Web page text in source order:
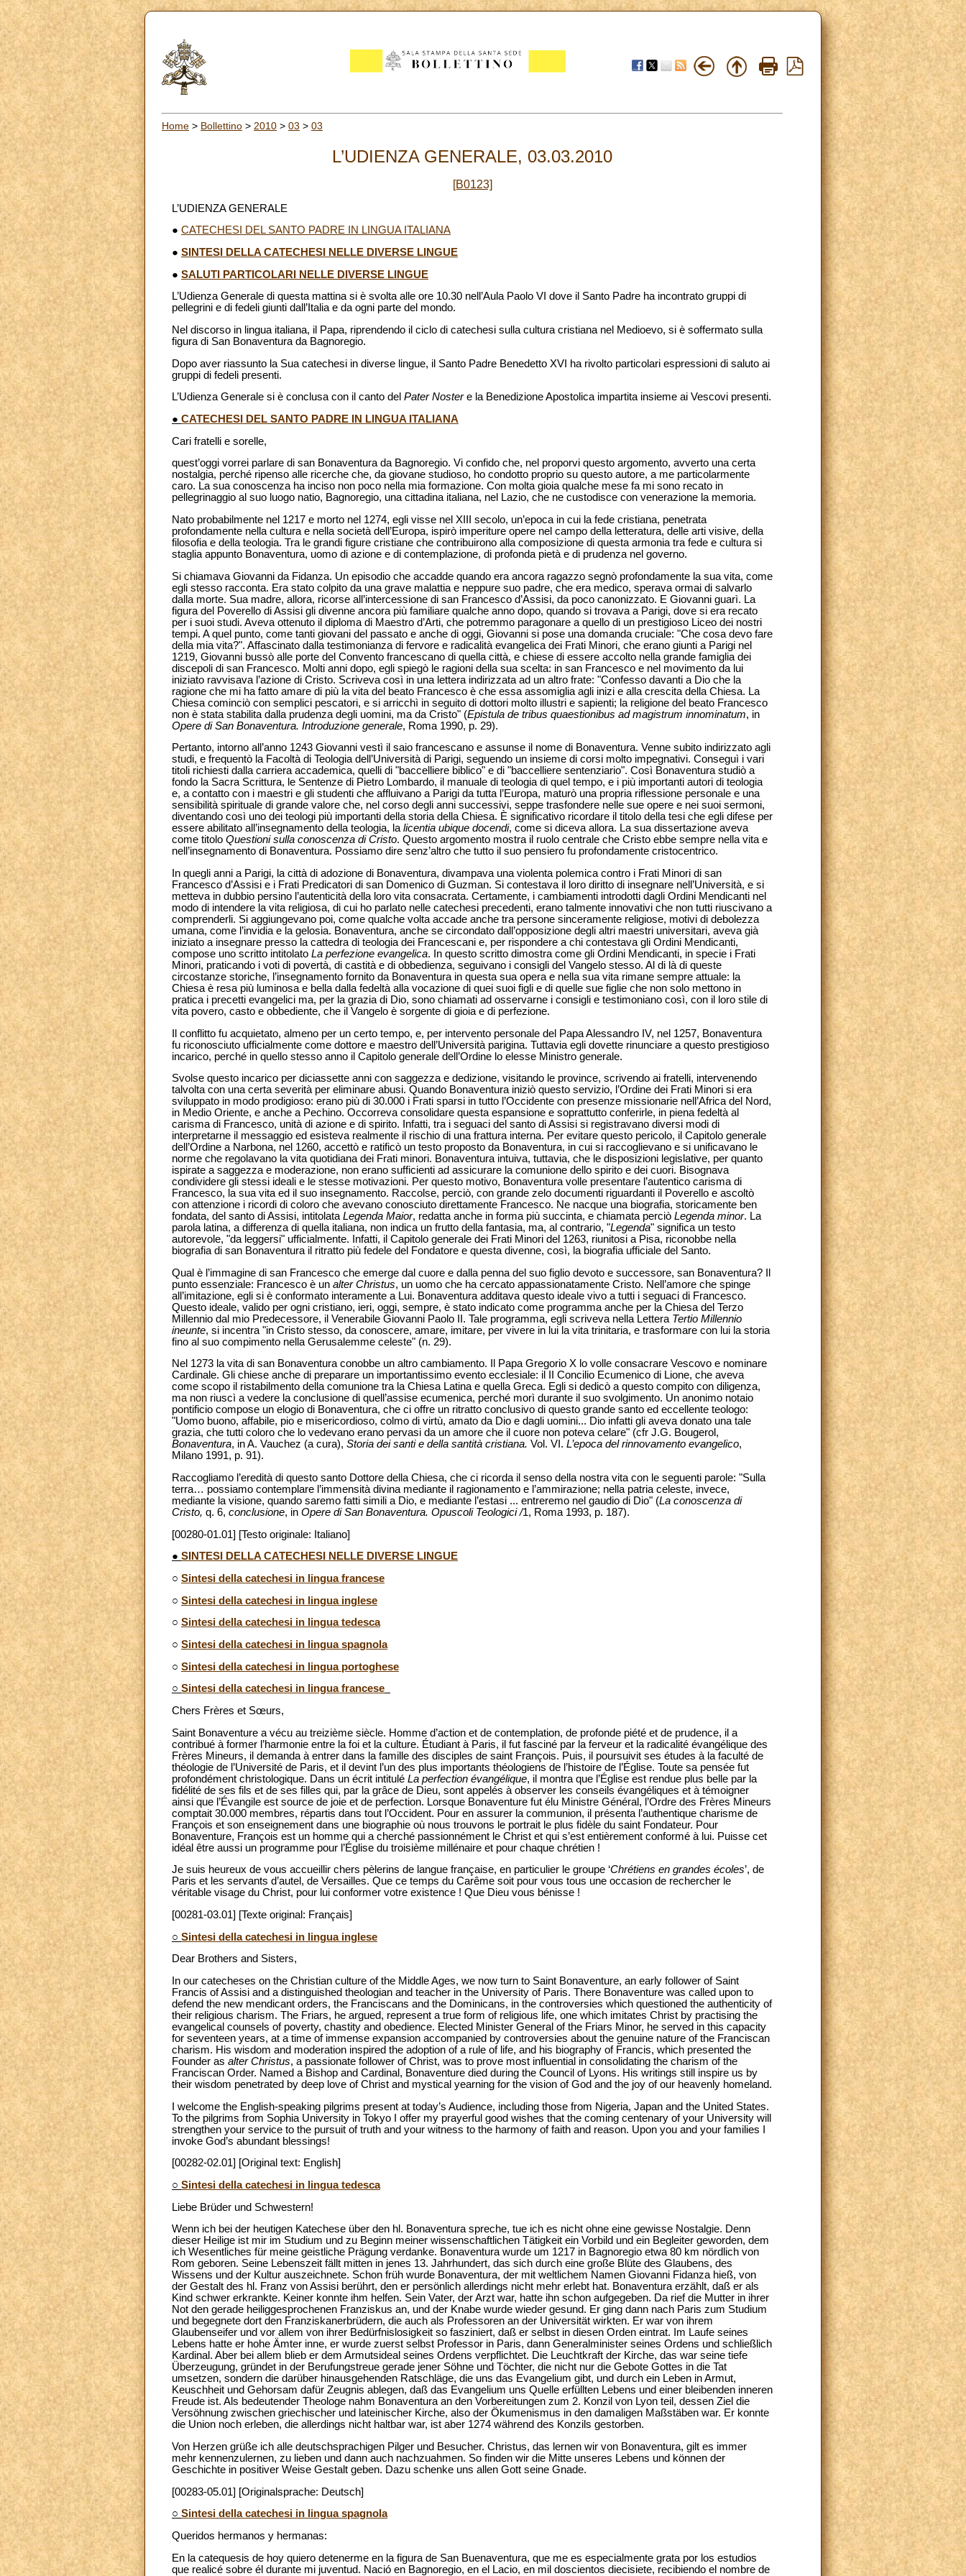
Home > Bollettino > 2010 > 03 > 03
L’UDIENZA GENERALE, 03.03.2010
[B0123]
L’UDIENZA GENERALE
● CATECHESI DEL SANTO PADRE IN LINGUA ITALIANA
● SINTESI DELLA CATECHESI NELLE DIVERSE LINGUE
● SALUTI PARTICOLARI NELLE DIVERSE LINGUE
L’Udienza Generale di questa mattina si è svolta alle ore 10.30 nell’Aula Paolo VI dove il Santo Padre ha incontrato gruppi di
pellegrini e di fedeli giunti dall’Italia e da ogni parte del mondo.
Nel discorso in lingua italiana, il Papa, riprendendo il ciclo di catechesi sulla cultura cristiana nel Medioevo, si è soffermato sulla
figura di San Bonaventura da Bagnoregio.
Dopo aver riassunto la Sua catechesi in diverse lingue, il Santo Padre Benedetto XVI ha rivolto particolari espressioni di saluto ai
gruppi di fedeli presenti.
L’Udienza Generale si è conclusa con il canto del Pater Nostere la Benedizione Apostolica impartita insieme ai Vescovi presenti.
● CATECHESI DEL SANTO PADRE IN LINGUA ITALIANA
Cari fratelli e sorelle,
quest’oggi vorrei parlare di san Bonaventura da Bagnoregio. Vi confido che, nel proporvi questo argomento, avverto una certa
nostalgia, perché ripenso alle ricerche che, da giovane studioso, ho condotto proprio su questo autore, a me particolarmente
caro. La sua conoscenza ha inciso non poco nella mia formazione. Con molta gioia qualche mese fa mi sono recato in
pellegrinaggio al suo luogo natio, Bagnoregio, una cittadina italiana, nel Lazio, che ne custodisce con venerazione la memoria.
Nato probabilmente nel 1217 e morto nel 1274, egli visse nel XIII secolo, un’epoca in cui la fede cristiana, penetrata
profondamente nella cultura e nella società dell’Europa, ispirò imperiture opere nel campo della letteratura, delle arti visive, della
filosofia e della teologia. Tra le grandi figure cristiane che contribuirono alla composizione di questa armonia tra fede e cultura si
staglia appunto Bonaventura, uomo di azione e di contemplazione, di profonda pietà e di prudenza nel governo.
Si chiamava Giovanni da Fidanza. Un episodio che accadde quando era ancora ragazzo segnò profondamente la sua vita, come
egli stesso racconta. Era stato colpito da una grave malattia e neppure suo padre, che era medico, sperava ormai di salvarlo
dalla morte. Sua madre, allora, ricorse all’intercessione di san Francesco d’Assisi, da poco canonizzato. E Giovanni guarì. La
figura del Poverello di Assisi gli divenne ancora più familiare qualche anno dopo, quando si trovava a Parigi, dove si era recato
per i suoi studi. Aveva ottenuto il diploma di Maestro d’Arti, che potremmo paragonare a quello di un prestigioso Liceo dei nostri
tempi. A quel punto, come tanti giovani del passato e anche di oggi, Giovanni si pose una domanda cruciale: "Che cosa devo fare
della mia vita?". Affascinato dalla testimonianza di fervore e radicalità evangelica dei Frati Minori, che erano giunti a Parigi nel
1219, Giovanni bussò alle porte del Convento francescano di quella città, e chiese di essere accolto nella grande famiglia dei
discepoli di san Francesco. Molti anni dopo, egli spiegò le ragioni della sua scelta: in san Francesco e nel movimento da lui
iniziato ravvisava l’azione di Cristo. Scriveva così in una lettera indirizzata ad un altro frate: "Confesso davanti a Dio che la
ragione che mi ha fatto amare di più la vita del beato Francesco è che essa assomiglia agli inizi e alla crescita della Chiesa. La
Chiesa cominciò con semplici pescatori, e si arricchì in seguito di dottori molto illustri e sapienti; la religione del beato Francesco
non è stata stabilita dalla prudenza degli uomini, ma da Cristo" (Epistula de tribus quaestionibus ad magistrum innominatum, in
Opere di San Bonaventura. Introduzione generale, Roma 1990, p. 29).
Pertanto, intorno all’anno 1243 Giovanni vestì il saio francescano e assunse il nome di Bonaventura. Venne subito indirizzato agli
studi, e frequentò la Facoltà di Teologia dell’Università di Parigi, seguendo un insieme di corsi molto impegnativi. Conseguì i vari
titoli richiesti dalla carriera accademica, quelli di "baccelliere biblico" e di "baccelliere sentenziario". Così Bonaventura studiò a
fondo la Sacra Scrittura, le Sentenze di Pietro Lombardo, il manuale di teologia di quel tempo, e i più importanti autori di teologia
e, a contatto con i maestri e gli studenti che affluivano a Parigi da tutta l’Europa, maturò una propria riflessione personale e una
sensibilità spirituale di grande valore che, nel corso degli anni successivi, seppe trasfondere nelle sue opere e nei suoi sermoni,
diventando così uno dei teologi più importanti della storia della Chiesa. È significativo ricordare il titolo della tesi che egli difese per
essere abilitato all’insegnamento della teologia, la licentia ubique docendi, come si diceva allora. La sua dissertazione aveva
come titolo Questioni sulla conoscenza di Cristo. Questo argomento mostra il ruolo centrale che Cristo ebbe sempre nella vita e
nell’insegnamento di Bonaventura. Possiamo dire senz’altro che tutto il suo pensiero fu profondamente cristocentrico.
In quegli anni a Parigi, la città di adozione di Bonaventura, divampava una violenta polemica contro i Frati Minori di san
Francesco d’Assisi e i Frati Predicatori di san Domenico di Guzman. Si contestava il loro diritto di insegnare nell’Università, e si
metteva in dubbio persino l’autenticità della loro vita consacrata. Certamente, i cambiamenti introdotti dagli Ordini Mendicanti nel
modo di intendere la vita religiosa, di cui ho parlato nelle catechesi precedenti, erano talmente innovativi che non tutti riuscivano a
comprenderli. Si aggiungevano poi, come qualche volta accade anche tra persone sinceramente religiose, motivi di debolezza
umana, come l’invidia e la gelosia. Bonaventura, anche se circondato dall’opposizione degli altri maestri universitari, aveva già
iniziato a insegnare presso la cattedra di teologia dei Francescani e, per rispondere a chi contestava gli Ordini Mendicanti,
compose uno scritto intitolato La perfezione evangelica. In questo scritto dimostra come gli Ordini Mendicanti, in specie i Frati
Minori, praticando i voti di povertà, di castità e di obbedienza, seguivano i consigli del Vangelo stesso. Al di là di queste
circostanze storiche, l’insegnamento fornito da Bonaventura in questa sua opera e nella sua vita rimane sempre attuale: la
Chiesa è resa più luminosa e bella dalla fedeltà alla vocazione di quei suoi figli e di quelle sue figlie che non solo mettono in
pratica i precetti evangelici ma, per la grazia di Dio, sono chiamati ad osservarne i consigli e testimoniano così, con il loro stile di
vita povero, casto e obbediente, che il Vangelo è sorgente di gioia e di perfezione.
Il conflitto fu acquietato, almeno per un certo tempo, e, per intervento personale del Papa Alessandro IV, nel 1257, Bonaventura
fu riconosciuto ufficialmente come dottore e maestro dell’Università parigina. Tuttavia egli dovette rinunciare a questo prestigioso
incarico, perché in quello stesso anno il Capitolo generale dell’Ordine lo elesse Ministro generale.
Svolse questo incarico per diciassette anni con saggezza e dedizione, visitando le province, scrivendo ai fratelli, intervenendo
talvolta con una certa severità per eliminare abusi. Quando Bonaventura iniziò questo servizio, l’Ordine dei Frati Minori si era
sviluppato in modo prodigioso: erano più di 30.000 i Frati sparsi in tutto l’Occidente con presenze missionarie nell’Africa del Nord,
in Medio Oriente, e anche a Pechino. Occorreva consolidare questa espansione e soprattutto conferirle, in piena fedeltà al
carisma di Francesco, unità di azione e di spirito. Infatti, tra i seguaci del santo di Assisi si registravano diversi modi di
interpretarne il messaggio ed esisteva realmente il rischio di una frattura interna. Per evitare questo pericolo, il Capitolo generale
dell’Ordine a Narbona, nel 1260, accettò e ratificò un testo proposto da Bonaventura, in cui si raccoglievano e si unificavano le
norme che regolavano la vita quotidiana dei Frati minori. Bonaventura intuiva, tuttavia, che le disposizioni legislative, per quanto
ispirate a saggezza e moderazione, non erano sufficienti ad assicurare la comunione dello spirito e dei cuori. Bisognava
condividere gli stessi ideali e le stesse motivazioni. Per questo motivo, Bonaventura volle presentare l’autentico carisma di
Francesco, la sua vita ed il suo insegnamento. Raccolse, perciò, con grande zelo documenti riguardanti il Poverello e ascoltò
con attenzione i ricordi di coloro che avevano conosciuto direttamente Francesco. Ne nacque una biografia, storicamente ben
fondata, del santo di Assisi, intitolata Legenda Maior, redatta anche in forma più succinta, e chiamata perciò Legenda minor. La
parola latina, a differenza di quella italiana, non indica un frutto della fantasia, ma, al contrario, "Legenda" significa un testo
autorevole, "da leggersi" ufficialmente. Infatti, il Capitolo generale dei Frati Minori del 1263, riunitosi a Pisa, riconobbe nella
biografia di san Bonaventura il ritratto più fedele del Fondatore e questa divenne, così, la biografia ufficiale del Santo.
Qual è l’immagine di san Francesco che emerge dal cuore e dalla penna del suo figlio devoto e successore, san Bonaventura? Il
punto essenziale: Francesco è un alter Christus, un uomo che ha cercato appassionatamente Cristo. Nell’amore che spinge
all’imitazione, egli si è conformato interamente a Lui. Bonaventura additava questo ideale vivo a tutti i seguaci di Francesco.
Questo ideale, valido per ogni cristiano, ieri, oggi, sempre, è stato indicato come programma anche per la Chiesa del Terzo
Millennio dal mio Predecessore, il Venerabile Giovanni Paolo II. Tale programma, egli scriveva nella Lettera Tertio Millennio
ineunte, si incentra "in Cristo stesso, da conoscere, amare, imitare, per vivere in lui la vita trinitaria, e trasformare con lui la storia
fino al suo compimento nella Gerusalemme celeste" (n. 29).
Nel 1273 la vita di san Bonaventura conobbe un altro cambiamento. Il Papa Gregorio X lo volle consacrare Vescovo e nominare
Cardinale. Gli chiese anche di preparare un importantissimo evento ecclesiale: il II Concilio Ecumenico di Lione, che aveva
come scopo il ristabilmento della comunione tra la Chiesa Latina e quella Greca. Egli si dedicò a questo compito con diligenza,
ma non riuscì a vedere la conclusione di quell’assise ecumenica, perché morì durante il suo svolgimento. Un anonimo notaio
pontificio compose un elogio di Bonaventura, che ci offre un ritratto conclusivo di questo grande santo ed eccellente teologo:
"Uomo buono, affabile, pio e misericordioso, colmo di virtù, amato da Dio e dagli uomini... Dio infatti gli aveva donato una tale
grazia, che tutti coloro che lo vedevano erano pervasi da un amore che il cuore non poteva celare" (cfr J.G. Bougerol,
Bonaventura, in A. Vauchez (a cura), Storia dei santi e della santità cristiana. Vol. VI. L’epoca del rinnovamento evangelico,
Milano 1991, p. 91).
Raccogliamo l’eredità di questo santo Dottore della Chiesa, che ci ricorda il senso della nostra vita con le seguenti parole: "Sulla
terra… possiamo contemplare l’immensità divina mediante il ragionamento e l’ammirazione; nella patria celeste, invece,
mediante la visione, quando saremo fatti simili a Dio, e mediante l’estasi ... entreremo nel gaudio di Dio" (La conoscenza di
Cristo, q. 6, conclusione, in Opere di San Bonaventura. Opuscoli Teologici /1, Roma 1993, p. 187).
[00280-01.01] [Testo originale: Italiano]
● SINTESI DELLA CATECHESI NELLE DIVERSE LINGUE
○ Sintesi della catechesi in lingua francese
○ Sintesi della catechesi in lingua inglese
○ Sintesi della catechesi in lingua tedesca
○ Sintesi della catechesi in lingua spagnola
○ Sintesi della catechesi in lingua portoghese
○ Sintesi della catechesi in lingua francese
Chers Frères et Sœurs,
Saint Bonaventure a vécu au treizième siècle. Homme d’action et de contemplation, de profonde piété et de prudence, il a
contribué à former l’harmonie entre la foi et la culture. Étudiant à Paris, il fut fasciné par la ferveur et la radicalité évangélique des
Frères Mineurs, il demanda à entrer dans la famille des disciples de saint François. Puis, il poursuivit ses études à la faculté de
théologie de l’Université de Paris, et il devint l’un des plus importants théologiens de l’histoire de l’Église. Toute sa pensée fut
profondément christologique. Dans un écrit intitulé La perfection évangélique, il montra que l’Église est rendue plus belle par la
fidélité de ses fils et de ses filles qui, par la grâce de Dieu, sont appelés à observer les conseils évangéliques et à témoigner
ainsi que l’Évangile est source de joie et de perfection. Lorsque Bonaventure fut élu Ministre Général, l’Ordre des Frères Mineurs
comptait 30.000 membres, répartis dans tout l’Occident. Pour en assurer la communion, il présenta l’authentique charisme de
François et son enseignement dans une biographie où nous trouvons le portrait le plus fidèle du saint Fondateur. Pour
Bonaventure, François est un homme qui a cherché passionnément le Christ et qui s’est entièrement conformé à lui. Puisse cet
idéal être aussi un programme pour l’Église du troisième millénaire et pour chaque chrétien !
Je suis heureux de vous accueillir chers pèlerins de langue française, en particulier le groupe ‘Chrétiens en grandes écoles’, de
Paris et les servants d’autel, de Versailles. Que ce temps du Carême soit pour vous tous une occasion de rechercher le
véritable visage du Christ, pour lui conformer votre existence ! Que Dieu vous bénisse !
[00281-03.01] [Texte original: Français]
○ Sintesi della catechesi in lingua inglese
Dear Brothers and Sisters,
In our catecheses on the Christian culture of the Middle Ages, we now turn to Saint Bonaventure, an early follower of Saint
Francis of Assisi and a distinguished theologian and teacher in the University of Paris. There Bonaventure was called upon to
defend the new mendicant orders, the Franciscans and the Dominicans, in the controversies which questioned the authenticity of
their religious charism. The Friars, he argued, represent a true form of religious life, one which imitates Christ by practising the
evangelical counsels of poverty, chastity and obedience. Elected Minister General of the Friars Minor, he served in this capacity
for seventeen years, at a time of immense expansion accompanied by controversies about the genuine nature of the Franciscan
charism. His wisdom and moderation inspired the adoption of a rule of life, and his biography of Francis, which presented the
Founder as alter Christus, a passionate follower of Christ, was to prove most influential in consolidating the charism of the
Franciscan Order. Named a Bishop and Cardinal, Bonaventure died during the Council of Lyons. His writings still inspire us by
their wisdom penetrated by deep love of Christ and mystical yearning for the vision of God and the joy of our heavenly homeland.
I welcome the English-speaking pilgrims present at today’s Audience, including those from Nigeria, Japan and the United States.
To the pilgrims from Sophia University in Tokyo I offer my prayerful good wishes that the coming centenary of your University will
strengthen your service to the pursuit of truth and your witness to the harmony of faith and reason. Upon you and your families I
invoke God’s abundant blessings!
[00282-02.01] [Original text: English]
○ Sintesi della catechesi in lingua tedesca
Liebe Brüder und Schwestern!
Wenn ich bei der heutigen Katechese über den hl. Bonaventura spreche, tue ich es nicht ohne eine gewisse Nostalgie. Denn
dieser Heilige ist mir im Studium und zu Beginn meiner wissenschaftlichen Tätigkeit ein Vorbild und ein Begleiter geworden, dem
ich Wesentliches für meine geistliche Prägung verdanke. Bonaventura wurde um 1217 in Bagnoregio etwa 80 km nördlich von
Rom geboren. Seine Lebenszeit fällt mitten in jenes 13. Jahrhundert, das sich durch eine große Blüte des Glaubens, des
Wissens und der Kultur auszeichnete. Schon früh wurde Bonaventura, der mit weltlichem Namen Giovanni Fidanza hieß, von
der Gestalt des hl. Franz von Assisi berührt, den er persönlich allerdings nicht mehr erlebt hat. Bonaventura erzählt, daß er als
Kind schwer erkrankte. Keiner konnte ihm helfen. Sein Vater, der Arzt war, hatte ihn schon aufgegeben. Da rief die Mutter in ihrer
Not den gerade heiliggesprochenen Franziskus an, und der Knabe wurde wieder gesund. Er ging dann nach Paris zum Studium
und begegnete dort den Franziskanerbrüdern, die auch als Professoren an der Universität wirkten. Er war von ihrem
Glaubenseifer und vor allem von ihrer Bedürfnislosigkeit so fasziniert, daß er selbst in diesen Orden eintrat. Im Laufe seines
Lebens hatte er hohe Ämter inne, er wurde zuerst selbst Professor in Paris, dann Generalminister seines Ordens und schließlich
Kardinal. Aber bei allem blieb er dem Armutsideal seines Ordens verpflichtet. Die Leuchtkraft der Kirche, das war seine tiefe
Überzeugung, gründet in der Berufungstreue gerade jener Söhne und Töchter, die nicht nur die Gebote Gottes in die Tat
umsetzen, sondern die darüber hinausgehenden Ratschläge, die uns das Evangelium gibt, und durch ein Leben in Armut,
Keuschheit und Gehorsam dafür Zeugnis ablegen, daß das Evangelium uns Quelle erfüllten Lebens und einer bleibenden inneren
Freude ist. Als bedeutender Theologe nahm Bonaventura an den Vorbereitungen zum 2. Konzil von Lyon teil, dessen Ziel die
Versöhnung zwischen griechischer und lateinischer Kirche, also der Ökumenismus in den damaligen Maßstäben war. Er konnte
die Union noch erleben, die allerdings nicht haltbar war, ist aber 1274 während des Konzils gestorben.
Von Herzen grüße ich alle deutschsprachigen Pilger und Besucher. Christus, das lernen wir von Bonaventura, gilt es immer
mehr kennenzulernen, zu lieben und dann auch nachzuahmen. So finden wir die Mitte unseres Lebens und können der
Geschichte in positiver Weise Gestalt geben. Dazu schenke uns allen Gott seine Gnade.
[00283-05.01] [Originalsprache: Deutsch]
○ Sintesi della catechesi in lingua spagnola
Queridos hermanos y hermanas:
En la catequesis de hoy quiero detenerme en la figura de San Buenaventura, que me es especialmente grata por los estudios
que realicé sobre él durante mi juventud. Nació en Bagnoregio, en el Lacio, en mil doscientos diecisiete, recibiendo el nombre de